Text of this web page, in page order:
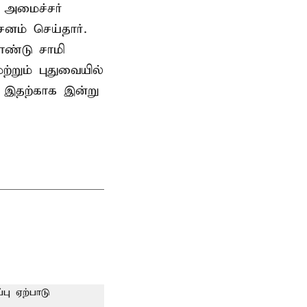
அமைச்சர்
செய்தார்.
சாமி
புதுவையில்
இன்று